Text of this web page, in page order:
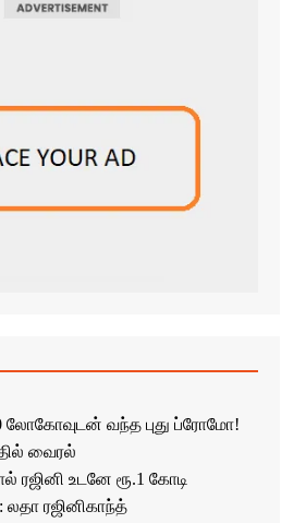
லோகோவுடன் வந்த புது ப்ரோமோ!
வைரல்
ரஜினி உடனே ரூ.1 கோடி
லதா ரஜினிகாந்த்